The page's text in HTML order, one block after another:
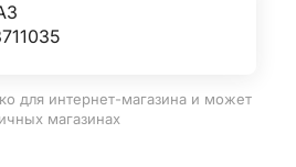
для интернет-магазина и может
магазинах